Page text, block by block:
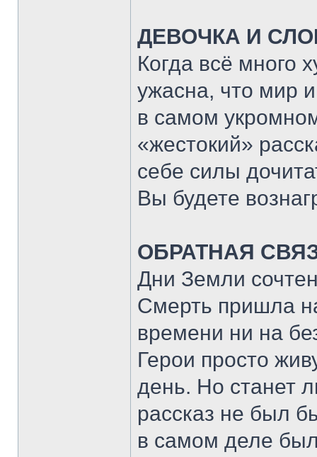
ДЕВОЧКА И
Когда всё много
ужасна, что мир
в самом
«жестокий»
себе силы
Вы будете
ОБРАТНАЯ
Дни Земли
Смерть пришла
времени ни на
Герои просто
день. Но станет
рассказ не был
в самом деле